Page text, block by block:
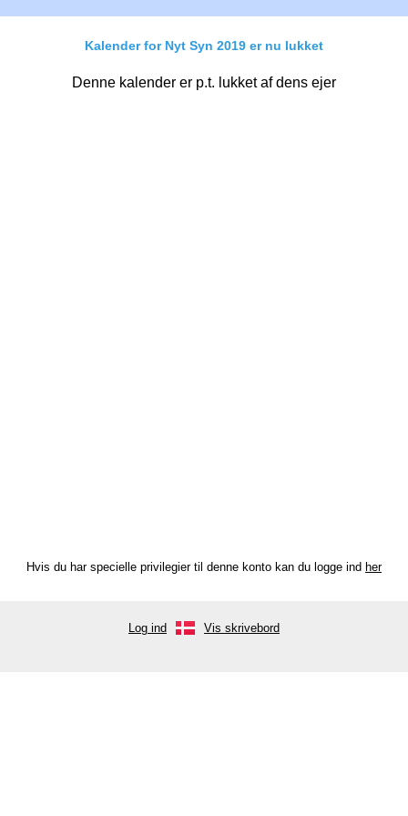
Kalender for Nyt Syn 2019 er nu lukket
Denne kalender er p.t. lukket af dens ejer
Hvis du har specielle privilegier til denne konto kan du logge ind her
Log ind Vis skrivebord